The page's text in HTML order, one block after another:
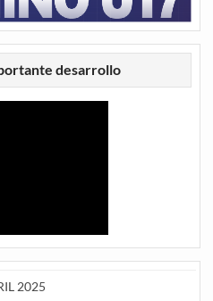
desarrollo
2025